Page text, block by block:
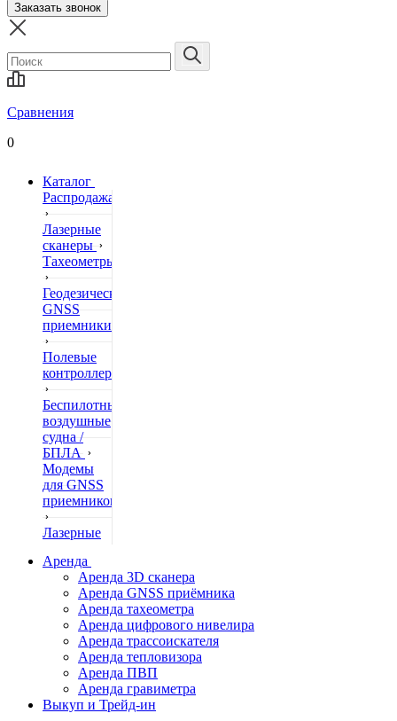
Заказать звонок
Сравнения
0
Каталог
Распродажа
Лазерные
сканеры
Тахеометры
Геодезические
GNSS
приемники
Полевые
контроллеры
Беспилотные
воздушные
судна /
БПЛА
Модемы
для GNSS
приемников
Лазерные
Нивелиры
Теодолиты
Трассоискатели
Неразрушающий
контроль
Аксессуары
Аренда
Аренда 3D сканера
Аренда GNSS приёмника
Аренда тахеометра
Аренда цифрового нивелира
Аренда трассоискателя
Аренда тепловизора
Аренда ПВП
Аренда гравиметра
Выкуп и Трейд-ин